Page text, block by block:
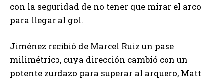
con la seguridad de no tener que mirar el arco
para llegar al gol.
Jiménez recibió de Marcel Ruiz un pase
milimétrico, cuya dirección cambió con un
potente zurdazo para superar al arquero, Matt